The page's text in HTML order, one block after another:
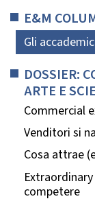
E&M
Gli
DOSSIER:
ARTE E
Commercial
Venditori si
Cosa attrae
competere